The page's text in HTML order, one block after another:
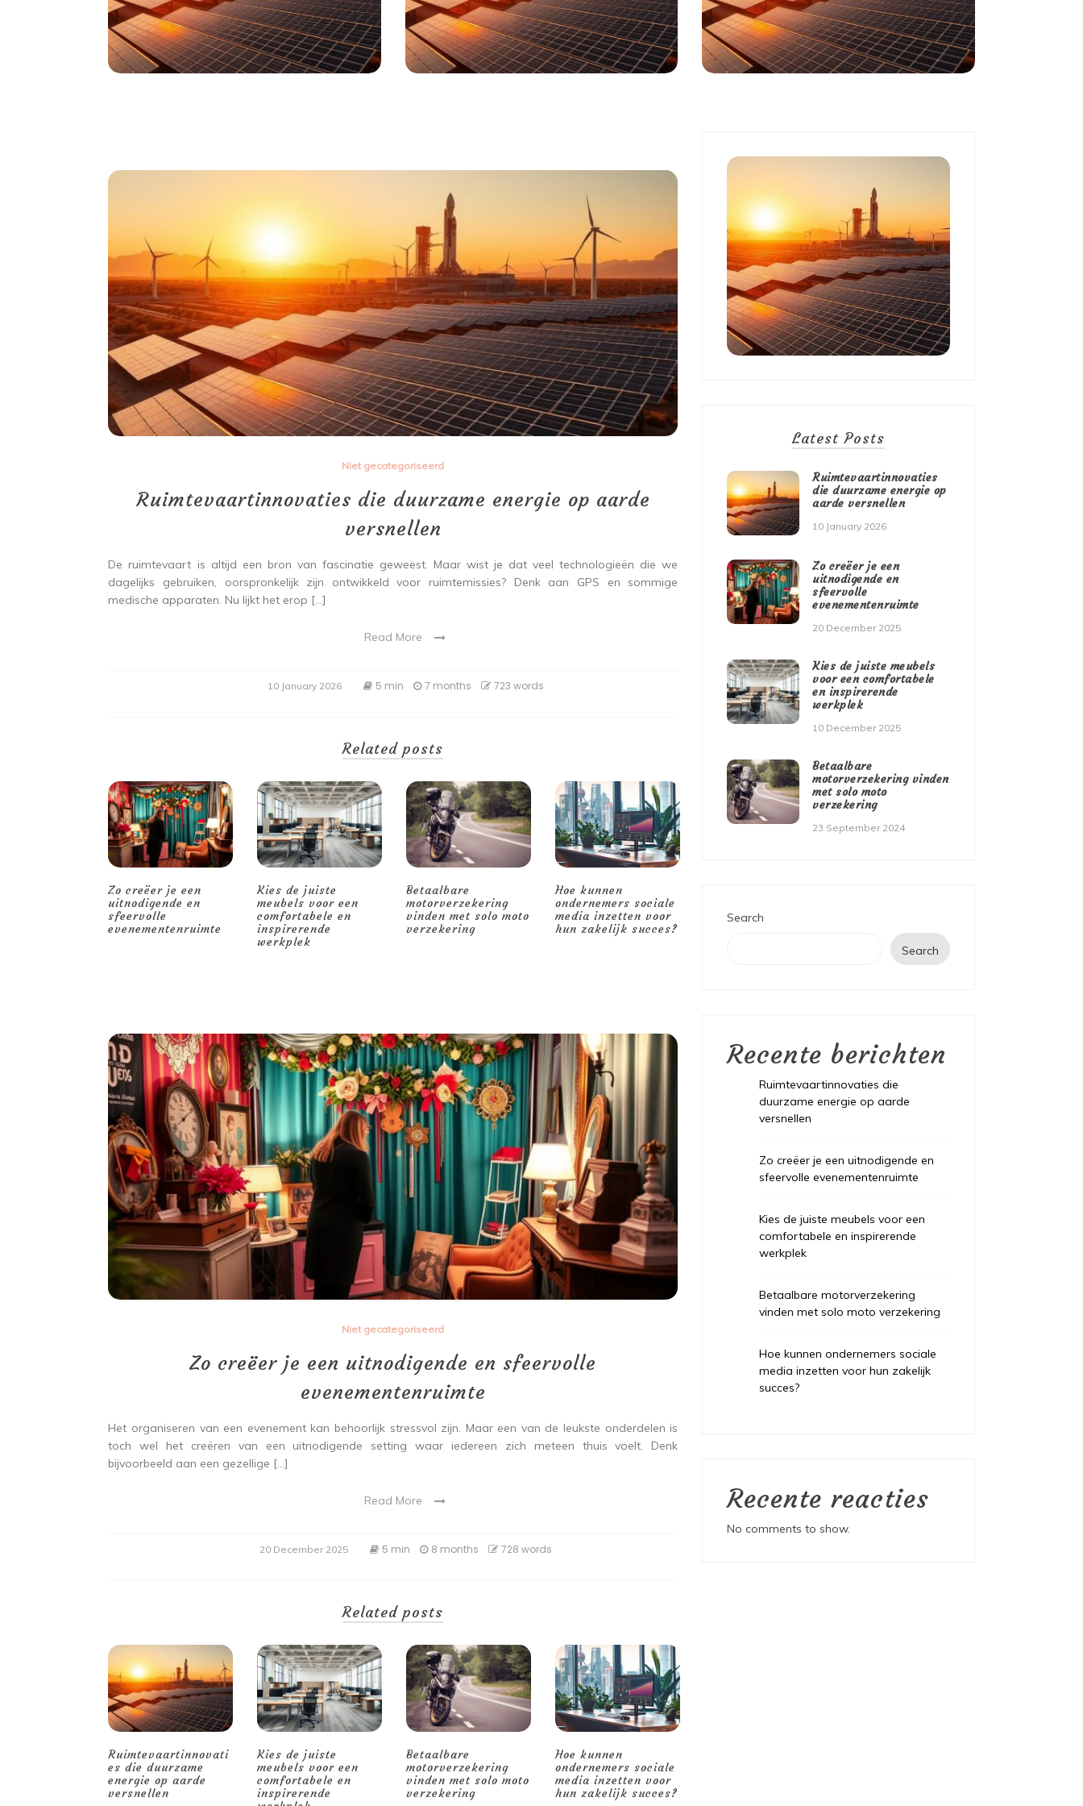
Niet gecategoriseerd
Ruimtevaartinnovaties die duurzame energie op aarde
versnellen
De ruimtevaart is altijd een bron van fascinatie geweest. Maar wist je dat veel technologieën die we
dagelijks gebruiken, oorspronkelijk zijn ontwikkeld voor ruimtemissies? Denk aan GPS en sommige
medische apparaten. Nu lijkt het erop […]
Read More
10 January 2026 5 min 7 months 723 words
Related posts
Zo creëer je een
uitnodigende en
sfeervolle
evenementenruimte
Kies de juiste
meubels voor een
comfortabele en
inspirerende
werkplek
Betaalbare
motorverzekering
vinden met solo moto
verzekering
Hoe kunnen
ondernemers sociale
media inzetten voor
hun zakelijk succes?
Niet gecategoriseerd
Zo creëer je een uitnodigende en sfeervolle
evenementenruimte
Het organiseren van een evenement kan behoorlijk stressvol zijn. Maar een van de leukste onderdelen is
toch wel het creëren van een uitnodigende setting waar iedereen zich meteen thuis voelt. Denk
bijvoorbeeld aan een gezellige […]
Read More
20 December 2025 5 min 8 months 728 words
Related posts
Ruimtevaartinnovati
es die duurzame
energie op aarde
versnellen
Kies de juiste
meubels voor een
comfortabele en
inspirerende
Betaalbare
motorverzekering
vinden met solo moto
verzekering
Hoe kunnen
ondernemers sociale
media inzetten voor
hun zakelijk succes?
Latest Posts
Ruimtevaartinnovaties
die duurzame energie op
aarde versnellen
10 January 2026
Zo creëer je een
uitnodigende en
sfeervolle
evenementenruimte
20 December 2025
Kies de juiste meubels
voor een comfortabele
en inspirerende
werkplek
10 December 2025
Betaalbare
motorverzekering vinden
met solo moto
verzekering
23 September 2024
Search
Search
Recente berichten
Ruimtevaartinnovaties die
duurzame energie op aarde
versnellen
Zo creëer je een uitnodigende en
sfeervolle evenementenruimte
Kies de juiste meubels voor een
comfortabele en inspirerende
werkplek
Betaalbare motorverzekering
vinden met solo moto verzekering
Hoe kunnen ondernemers sociale
media inzetten voor hun zakelijk
succes?
Recente reacties
No comments to show.